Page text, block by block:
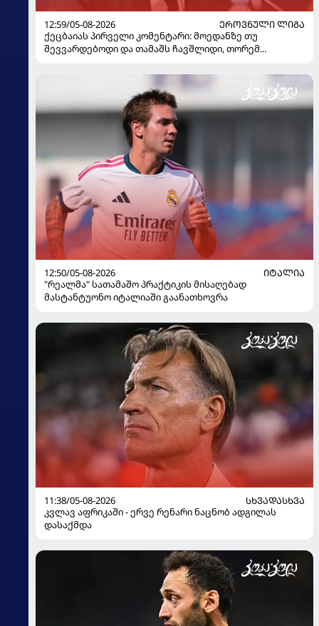
12:59/05-08-2026
ᲔᲠᲝᲕᲜᲣᲚᲘ ᲚᲘᲒᲐ
ქეცბაიას პირველი კომენტარი: მოედანზე თუ
შევვარდებოდი და თამაშს ჩავშლიდი, თორემ...
12:50/05-08-2026
ᲘᲢᲐᲚᲘᲐ
"რეალმა" სათამაშო პრაქტიკის მისაღებად
მასტანტუონო იტალიაში გაანათხოვრა
11:38/05-08-2026
ᲡᲮᲕᲐᲓᲐᲡᲮᲕᲐ
კვლავ აფრიკაში - ერვე რენარი ნაცნობ ადგილას
დასაქმდა